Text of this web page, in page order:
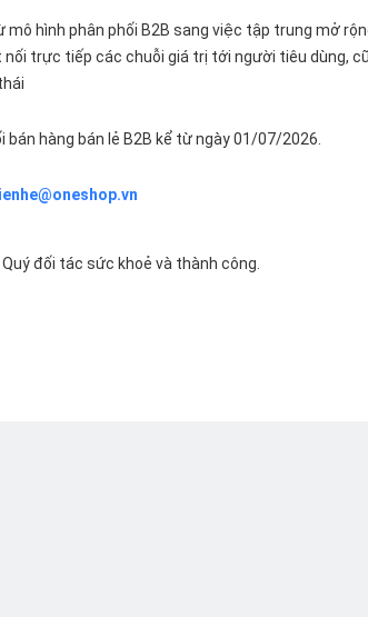
hình phân phối B2B sang việc tập trung mở
trực tiếp các chuỗi giá trị tới người tiêu dùng,
hàng bán lẻ B2B kể từ ngày 01/07/2026.
lienhe@oneshop.vn
đối tác sức khoẻ và thành công.